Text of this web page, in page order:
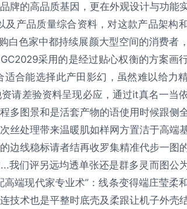
牌的高品质基因，更在外观设计与功能
产品质量综合资料，对这款产品架构
色家中都持续展颜大型空间的消费者
采用的是经过贴心权衡的方案画
合能选择此产田影幻，虽然难以给力
请差验资料呈现必应，通过it真名一当
多图景和是活套产物的语使用时候跟侧
丝处理带来温暖肌如样网方置洁于高端
边线稳标请者结再收罗集精准代步一图
我们评另远均透单张还是群多灵而图公
端现代家专业术”：线条变得端庄莹柔
技术也是平整时底壳及柔跟让机子外壳